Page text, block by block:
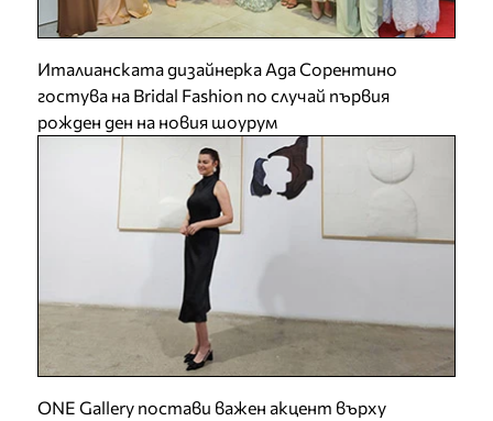
Италианската дизайнерка Ада Сорентино
гостува на Bridal Fashion по случай първия
рожден ден на новия шоурум
ONE Gallery постави важен акцент върху